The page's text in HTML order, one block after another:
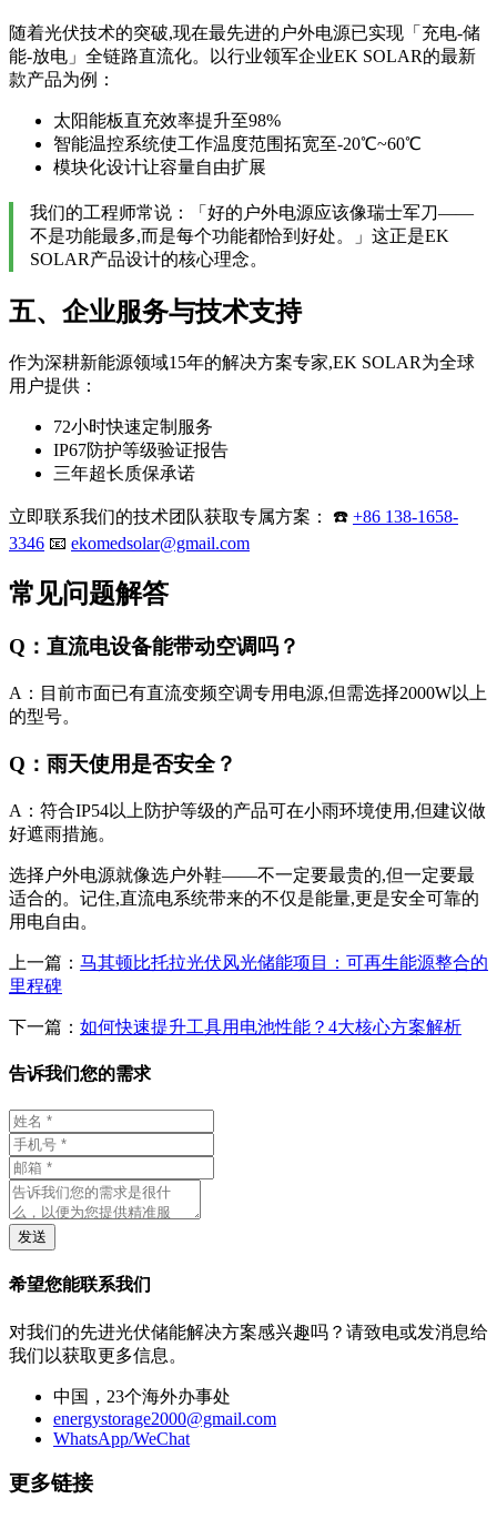
随着光伏技术的突破,现在最先进的户外电源已实现「充电-储
能-放电」全链路直流化。以行业领军企业EK SOLAR的最新
款产品为例：
太阳能板直充效率提升至98%
智能温控系统使工作温度范围拓宽至-20℃~60℃
模块化设计让容量自由扩展
我们的工程师常说：「好的户外电源应该像瑞士军刀——
不是功能最多,而是每个功能都恰到好处。」这正是EK
SOLAR产品设计的核心理念。
五、企业服务与技术支持
作为深耕新能源领域15年的解决方案专家,EK SOLAR为全球
用户提供：
72小时快速定制服务
IP67防护等级验证报告
三年超长质保承诺
立即联系我们的技术团队获取专属方案： ☎️ +86 138-1658-
3346 📧 ekomedsolar@gmail.com
常见问题解答
Q：直流电设备能带动空调吗？
A：目前市面已有直流变频空调专用电源,但需选择2000W以上
的型号。
Q：雨天使用是否安全？
A：符合IP54以上防护等级的产品可在小雨环境使用,但建议做
好遮雨措施。
选择户外电源就像选户外鞋——不一定要最贵的,但一定要最
适合的。记住,直流电系统带来的不仅是能量,更是安全可靠的
用电自由。
上一篇： 马其顿比托拉光伏风光储能项目：可再生能源整合的
里程碑
下一篇： 如何快速提升工具用电池性能？4大核心方案解析
告诉我们您的需求
发送
希望您能联系我们
对我们的先进光伏储能解决方案感兴趣吗？请致电或发消息给
我们以获取更多信息。
中国，23个海外办事处
energystorage2000@gmail.com
WhatsApp/WeChat
更多链接